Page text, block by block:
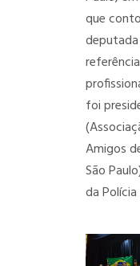
que
deputada
foi
Amigos
São
da